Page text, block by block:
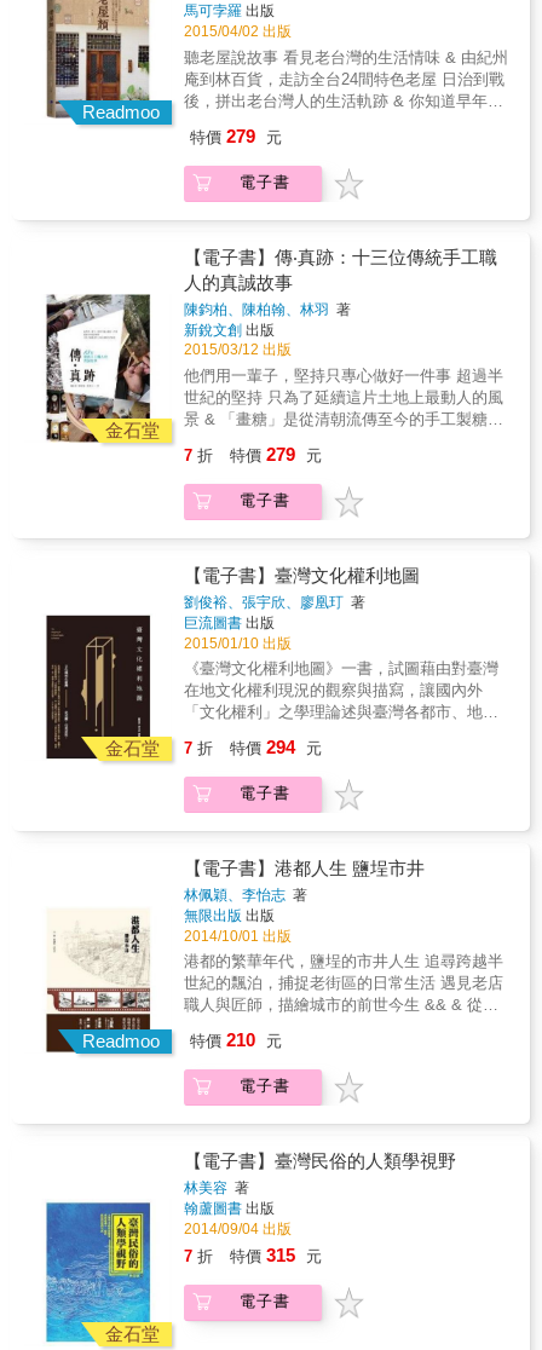
老房子。老房子存在的時代歷史引人好奇，而
作為老房子一部分的鐵窗花、木格柵、磨石子
地板、馬賽克磚牆等精緻繁複的建築元素，說
的不僅是各年代的建築形制，更是一道道前人
曾在此生活的軌跡。 & 他們發現，原來老房子
的美好溫度就藏在我們從未注意的細節裡。 &
西式百貨公司林百貨、戰後改建重生的台式長
屋三餘書店，以及那些曾是火車舊倉庫、廢棄
已久的小兒科診所等全台各地的老房子，兩位
的美麗元素與背後的溫暖故事，帶領我們穿越
時間長廊，感受古早人的庶民美學，看見舊時
代的老屋容顏。 & 本書特色 & ★原來老房子要
這樣看，深度欣賞老屋匠人的藝心巧思！ ★聽
老房子說故事，全書收錄北中南24間知名老
屋！ ★由古到今圖文並茂，全台老屋美麗元素
大蒐集！
Readmoo
馬可孛羅 出版
2015/04/02 出版
聽老屋說故事 看見老台灣的生活情味 & 由紀州
庵到林百貨，走訪全台24間特色老屋 日治到戰
後，拼出老台灣人的生活軌跡 & 你知道早年大
知道早在一根根不鏽鋼條以前，家家戶戶的陽
台上都是櫻花、富士山等充滿手作感的窗花
嗎？ 只要數數牆上俗稱「花磚」的馬約利卡磚
房子也在當年的匠人巧思下呈現出截然不同的
風情。 & 老屋顏，一個走訪全台觀察各地老房
子的兩人團隊，2013年起他們從台南出發踏遍
全台，以文字和攝影記錄下各個年代與造型的
老房子。老房子存在的時代歷史引人好奇，而
作為老房子一部分的鐵窗花、木格柵、磨石子
地板、馬賽克磚牆等精緻繁複的建築元素，說
的不僅是各年代的建築形制，更是一道道前人
曾在此生活的軌跡。 & 他們發現，原來老房子
的美好溫度就藏在我們從未注意的細節裡。 &
西式百貨公司林百貨、戰後改建重生的台式長
屋三餘書店，以及那些曾是火車舊倉庫、廢棄
已久的小兒科診所等全台各地的老房子，兩位
的美麗元素與背後的溫暖故事，帶領我們穿越
時間長廊，感受古早人的庶民美學，看見舊時
代的老屋容顏。 & 本書特色 & ★原來老房子要
這樣看，深度欣賞老屋匠人的藝心巧思！ ★聽
老房子說故事，全書收錄北中南24間知名老
屋！ ★由古到今圖文並茂，全台老屋美麗元素
大蒐集！
特價 279 元
電子書
金石堂
【電子書】傳‧真跡：十三位傳統手工職
人的真誠故事
陳鈞柏、陳柏翰、林羽 著
新銳文創 出版
2015/03/12 出版
他們用一輩子，堅持只專心做好一件事 超過半
世紀的堅持 只為了延續這片土地上最動人的風
景 & 「畫糖」是從清朝流傳至今的手工製糖技
時。 你知道為何畫糖要在銅板上製作嗎？ 槺榔
作的掃帚，為何又被稱為「天地掃」？ 台灣原
生桂竹製成的蒸籠，為何蒸出來的東西特別好
頭的年輕人，因著對這片土地的熱愛，花了一
年多的時間，實地拜訪十三位堅持著傳統手工
藝的職人，記錄了每一個認真打拼的身影背
後，最真誠的故事。 & 每一位職人的故事，都
是超過半世紀的堅持，憑藉的， 是那份對自身
技藝的專注，與對傳統的尊敬。 & 本書特色 &
三個年輕人與十三位傳統手工藝職人 兩個世代
&最美麗的相遇 & 用照片與文字，記錄傳統手
工藝裡的點滴美好與感動
7 折 特價 279 元
電子書
金石堂
【電子書】臺灣文化權利地圖
劉俊裕、張宇欣、廖凰玎 著
巨流圖書 出版
2015/01/10 出版
《臺灣文化權利地圖》一書，試圖藉由對臺灣
在地文化權利現況的觀察與描寫，讓國內外
「文化權利」之學理論述與臺灣各都市、地區
區層級之間文化權利的論述空缺，提供讀者一
個按圖索驥、逐步建構臺灣文化權利地圖清晰
圖繪的方法。
7 折 特價 294 元
電子書
Readmoo
【電子書】港都人生 鹽埕市井
林佩穎、李怡志 著
無限出版 出版
2014/10/01 出版
港都的繁華年代，鹽埕的市井人生 追尋跨越半
世紀的飄泊，捕捉老街區的日常生活 遇見老店
職人與匠師，描繪城市的前世今生 && & 從回
的起點，進而走訪街道巷弄，聆聽這座城市的
前世風貌，書寫那個時代的人與事，以一則又
一則的記憶，直視當下面臨的急速變遷。 海港
忘順便酗酒的阿拉伯商人、自越南戰地前來休
假玩樂的美軍，當然還有蓬勃的造船與拆船
業，一同見證港都的過往繁華；而落在鹽埕這
片土地，便長成了為風塵僕僕船員刮鬍的理髮
小店，充滿各式機具材料的五金行，販售南北
貨近四十年的雜貨店，迎接各方旅人的旅社，
隱身商場與市場內的西服老裁縫與繡花鞋職
人。 每一個老店的厚實招牌，每一個刻劃皺紋
特價 210 元
電子書
金石堂
【電子書】臺灣民俗的人類學視野
林美容 著
翰蘆圖書 出版
2014/09/04 出版
7 折 特價 315 元
電子書